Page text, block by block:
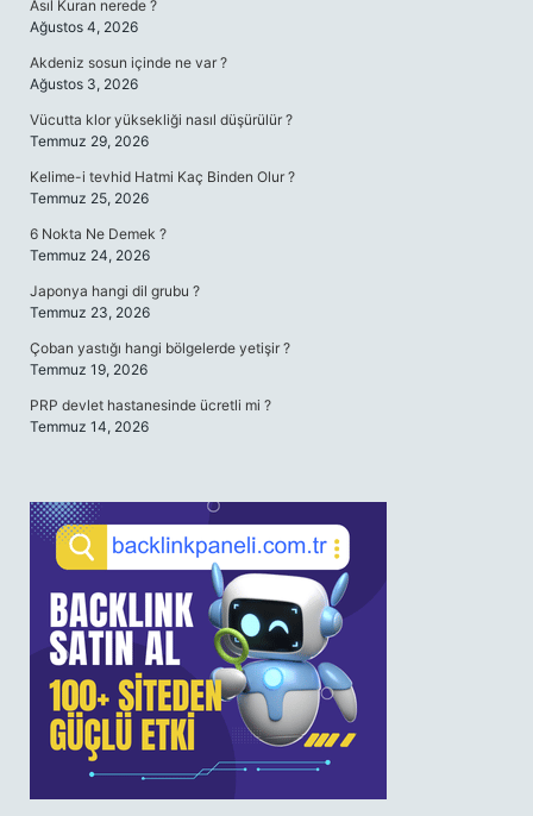
Asıl Kuran nerede ?
Ağustos 4, 2026
Akdeniz sosun içinde ne var ?
Ağustos 3, 2026
Vücutta klor yüksekliği nasıl düşürülür ?
Temmuz 29, 2026
Kelime-i tevhid Hatmi Kaç Binden Olur ?
Temmuz 25, 2026
6 Nokta Ne Demek ?
Temmuz 24, 2026
Japonya hangi dil grubu ?
Temmuz 23, 2026
Çoban yastığı hangi bölgelerde yetişir ?
Temmuz 19, 2026
PRP devlet hastanesinde ücretli mi ?
Temmuz 14, 2026